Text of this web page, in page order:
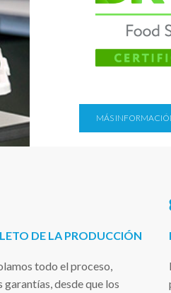
MÁS
DE LA PRODUCCIÓN
todo el proceso,
desde que los